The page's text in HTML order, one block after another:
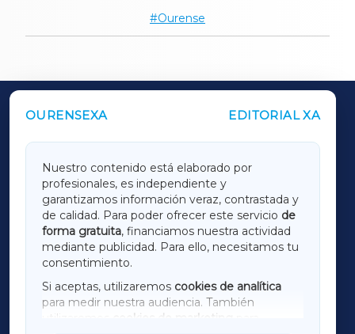
Ourense
OURENSEXA EDITORIAL XA
Nuestro contenido está elaborado por
profesionales, es independiente y
garantizamos información veraz, contrastada y
de calidad. Para poder ofrecer este servicio de
forma gratuita, financiamos nuestra actividad
mediante publicidad. Para ello, necesitamos tu
consentimiento.
Si aceptas, utilizaremos cookies de analítica
para medir nuestra audiencia. También
utilizaremos
cookies de marketing
OUTROS PERIÓDICOS
LUGOXA
TERRACHAXA
AMARIÑAXA